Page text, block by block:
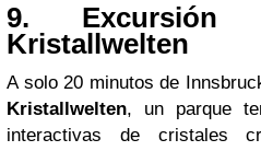
9.
Kristallwelten
A solo 20 minutos de
Kristallwelten, un parque
interactivas de cristales